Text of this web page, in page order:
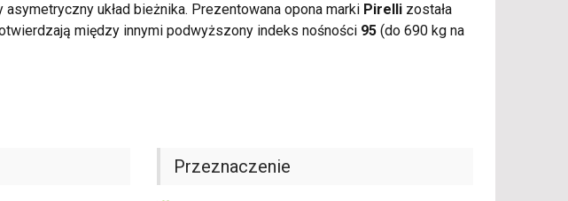
układ bieżnika. Prezentowana opona marki Pirelli została
między innymi podwyższony indeks nośności 95 (do 690 kg na
Przeznaczenie